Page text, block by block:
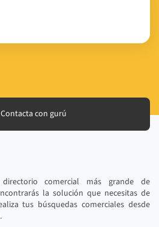
Contacta con gurú
comercial más grande de
la solución que necesitas de
tus búsquedas comerciales desde